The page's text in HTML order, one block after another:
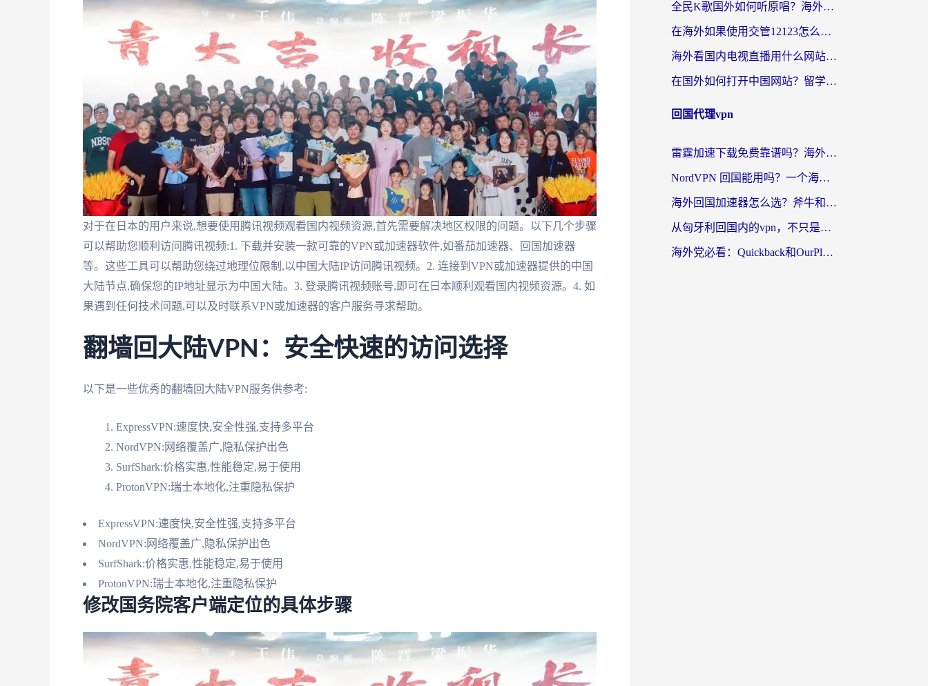
对于在日本的用户来说,想要使用腾讯视频观看国内视频资源,首先需要解决地区权限的问题。以下几个步骤
可以帮助您顺利访问腾讯视频:1. 下载并安装一款可靠的VPN或加速器软件,如番茄加速器、回国加速器
等。这些工具可以帮助您绕过地理位限制,以中国大陆IP访问腾讯视频。2. 连接到VPN或加速器提供的中国
大陆节点,确保您的IP地址显示为中国大陆。3. 登录腾讯视频账号,即可在日本顺利观看国内视频资源。4. 如
果遇到任何技术问题,可以及时联系VPN或加速器的客户服务寻求帮助。
翻墙回大陆VPN：安全快速的访问选择
以下是一些优秀的翻墙回大陆VPN服务供参考:
ExpressVPN:速度快,安全性强,支持多平台
NordVPN:网络覆盖广,隐私保护出色
SurfShark:价格实惠,性能稳定,易于使用
ProtonVPN:瑞士本地化,注重隐私保护
ExpressVPN:速度快,安全性强,支持多平台
NordVPN:网络覆盖广,隐私保护出色
SurfShark:价格实惠,性能稳定,易于使用
ProtonVPN:瑞士本地化,注重隐私保护
修改国务院客户端定位的具体步骤
全民K歌国外如何听原唱？海外党亲测有效的回国加速器选择指南
在海外如果使用交管12123怎么处理？留学生亲测有效的回国加速方案
海外看国内电视直播用什么网站比较好？一篇解决你所有追剧难题的实用指南
在国外如何打开中国网站？留学生与海外华人的无缝访问指南
回国代理vpn
雷霆加速下载免费靠谱吗？海外党选回国加速器的避坑指南（附热门工具对比）
NordVPN 回国能用吗？一个海外用户必须面对的真实困境
海外回国加速器怎么选？斧牛和海龟哪个好？一篇帮你避开坑的实用指南
从匈牙利回国内的vpn，不只是为了刷剧那么简单
海外党必看：Quickback和OurPlay好用吗？3分钟选对回国加速器，无缝刷剧玩游戏